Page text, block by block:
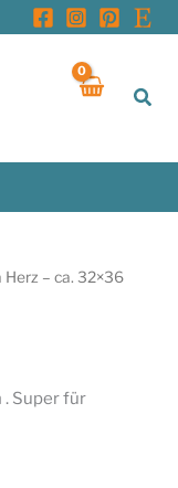
– ca. 32×36
. Super für